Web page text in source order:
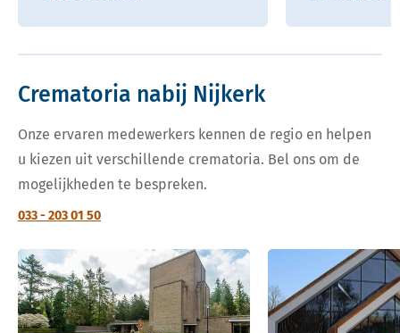
Crematoria nabij Nijkerk
Onze ervaren medewerkers kennen de regio en helpen
u kiezen uit verschillende crematoria. Bel ons om de
mogelijkheden te bespreken.
033 - 203 01 50